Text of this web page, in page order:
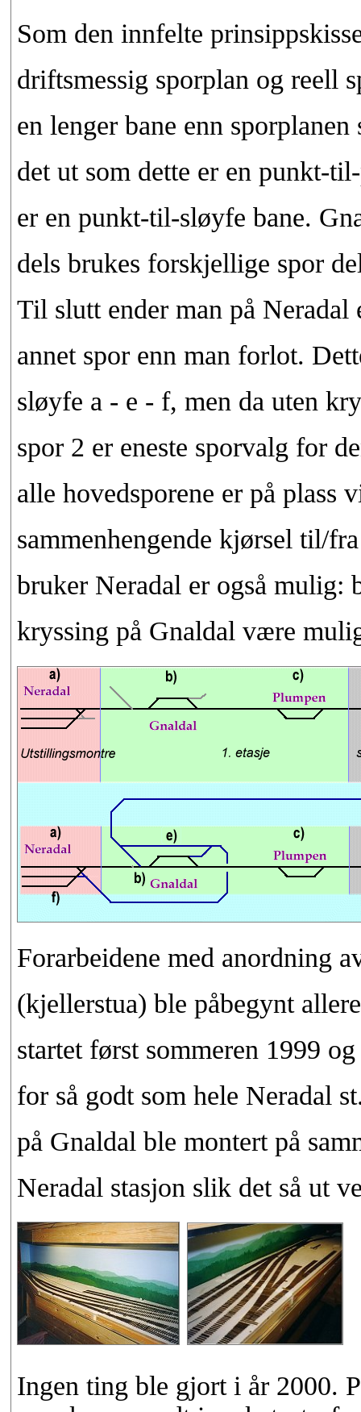
Som den innfelte
driftsmessig sporplan og reell
en lenger bane enn
det ut som dette er en punkt-
er en punkt-til-sløyfe bane.
dels brukes forskjellige spor
Til slutt ender man på
annet spor enn man forlot.
sløyfe a - e - f, men da uten
spor 2 er eneste sporvalg for
alle hovedsporene er på
sammenhengende kjørsel til/
bruker Neradal er også
kryssing på Gnaldal være
Forarbeidene med anordning
(kjellerstua) ble påbegynt
startet først sommeren 1999
for så godt som hele Neradal
på Gnaldal ble montert på
Neradal stasjon slik det så ut
Ingen ting ble gjort i år 2000.